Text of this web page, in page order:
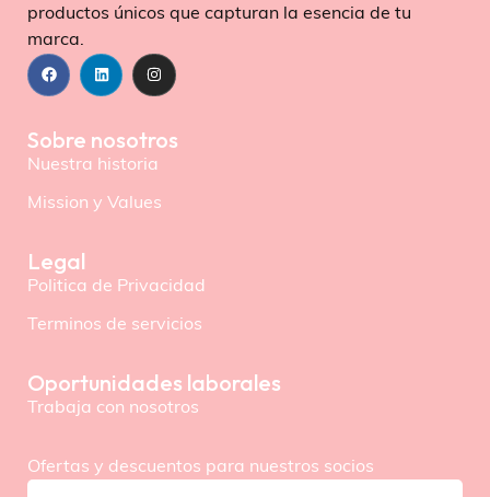
productos únicos que capturan la esencia de tu
marca.
Sobre nosotros
Nuestra historia
Mission y Values
Legal
Politica de Privacidad
Terminos de servicios
Oportunidades laborales
Trabaja con nosotros
Ofertas y descuentos para nuestros socios